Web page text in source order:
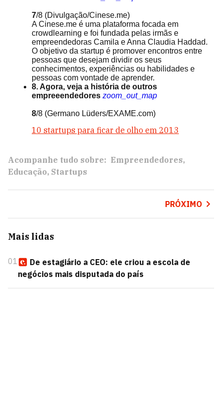
7/8 (Divulgação/Cinese.me)
A Cinese.me é uma plataforma focada em
crowdlearning e foi fundada pelas irmãs e
empreendedoras Camila e Anna Claudia Haddad.
O objetivo da startup é promover encontros entre
pessoas que desejam dividir os seus
conhecimentos, experiências ou habilidades e
pessoas com vontade de aprender.
8. Agora, veja a história de outros
empreeendedores zoom_out_map
8/8 (Germano Lüders/EXAME.com)
10 startups para ficar de olho em 2013
Acompanhe tudo sobre: Empreendedores
Educação Startups
PRÓXIMO
Mais lidas
01
De estagiário a CEO: ele criou a escola de
negócios mais disputada do país